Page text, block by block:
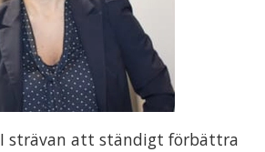
I strävan att ständigt förbättra